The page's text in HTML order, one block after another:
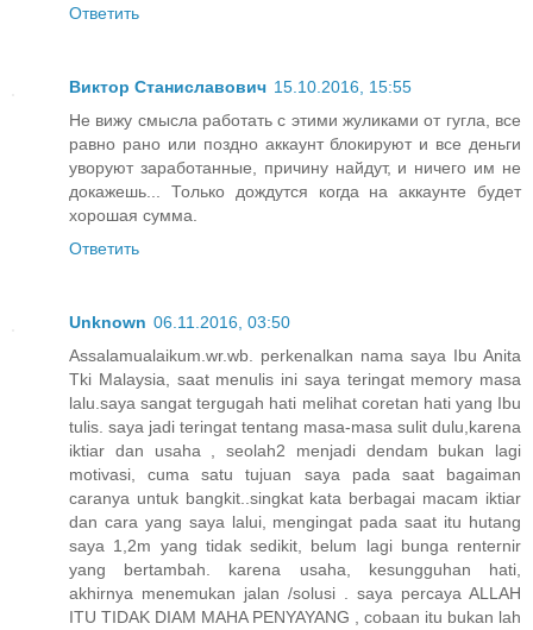
Ответить
Виктор Станиславович 15.10.2016, 15:55
Не вижу смысла работать с этими жуликами от гугла, все
равно рано или поздно аккаунт блокируют и все деньги
уворуют заработанные, причину найдут, и ничего им не
докажешь... Только дождутся когда на аккаунте будет
хорошая сумма.
Ответить
Unknown 06.11.2016, 03:50
Assalamualaikum.wr.wb. perkenalkan nama saya Ibu Anita
Tki Malaysia, saat menulis ini saya teringat memory masa
lalu.saya sangat tergugah hati melihat coretan hati yang Ibu
tulis. saya jadi teringat tentang masa-masa sulit dulu,karena
iktiar dan usaha , seolah2 menjadi dendam bukan lagi
motivasi, cuma satu tujuan saya pada saat bagaiman
caranya untuk bangkit..singkat kata berbagai macam iktiar
dan cara yang saya lalui, mengingat pada saat itu hutang
saya 1,2m yang tidak sedikit, belum lagi bunga renternir
yang bertambah. karena usaha, kesungguhan hati,
akhirnya menemukan jalan /solusi . saya percaya ALLAH
ITU TIDAK DIAM MAHA PENYAYANG , cobaan itu bukan lah